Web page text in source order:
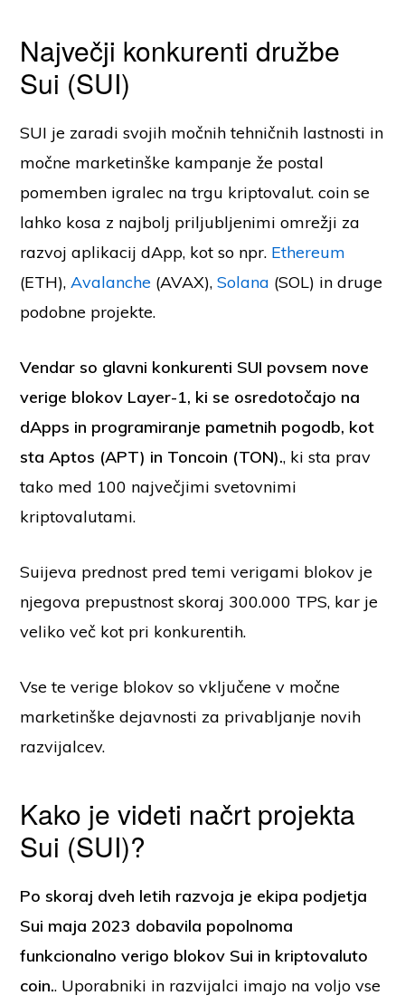
Največji konkurenti družbe
Sui (SUI)
SUI je zaradi svojih močnih tehničnih lastnosti in
močne marketinške kampanje že postal
pomemben igralec na trgu kriptovalut. coin se
lahko kosa z najbolj priljubljenimi omrežji za
razvoj aplikacij dApp, kot so npr. Ethereum
(ETH),Avalanche (AVAX),Solana (SOL) in druge
podobne projekte.
Vendar so glavni konkurenti SUI povsem nove
verige blokov Layer-1, ki se osredotočajo na
dApps in programiranje pametnih pogodb, kot
sta Aptos (APT) in Toncoin (TON)., ki sta prav
tako med 100 največjimi svetovnimi
kriptovalutami.
Suijeva prednost pred temi verigami blokov je
njegova prepustnost skoraj 300.000 TPS, kar je
veliko več kot pri konkurentih.
Vse te verige blokov so vključene v močne
marketinške dejavnosti za privabljanje novih
razvijalcev.
Kako je videti načrt projekta
Sui (SUI)?
Po skoraj dveh letih razvoja je ekipa podjetja
Sui maja 2023 dobavila popolnoma
funkcionalno verigo blokov Sui in kriptovaluto
coin.. Uporabniki in razvijalci imajo na voljo vse